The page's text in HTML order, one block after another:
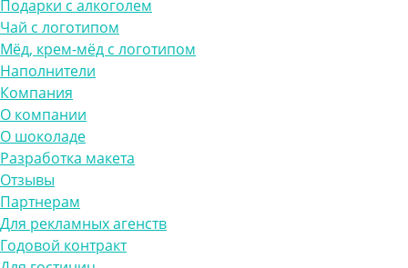
Подарки с алкоголем
Чай с логотипом
Мёд, крем-мёд с логотипом
Наполнители
Компания
О компании
О шоколаде
Разработка макета
Отзывы
Партнерам
Для рекламных агенств
Годовой контракт